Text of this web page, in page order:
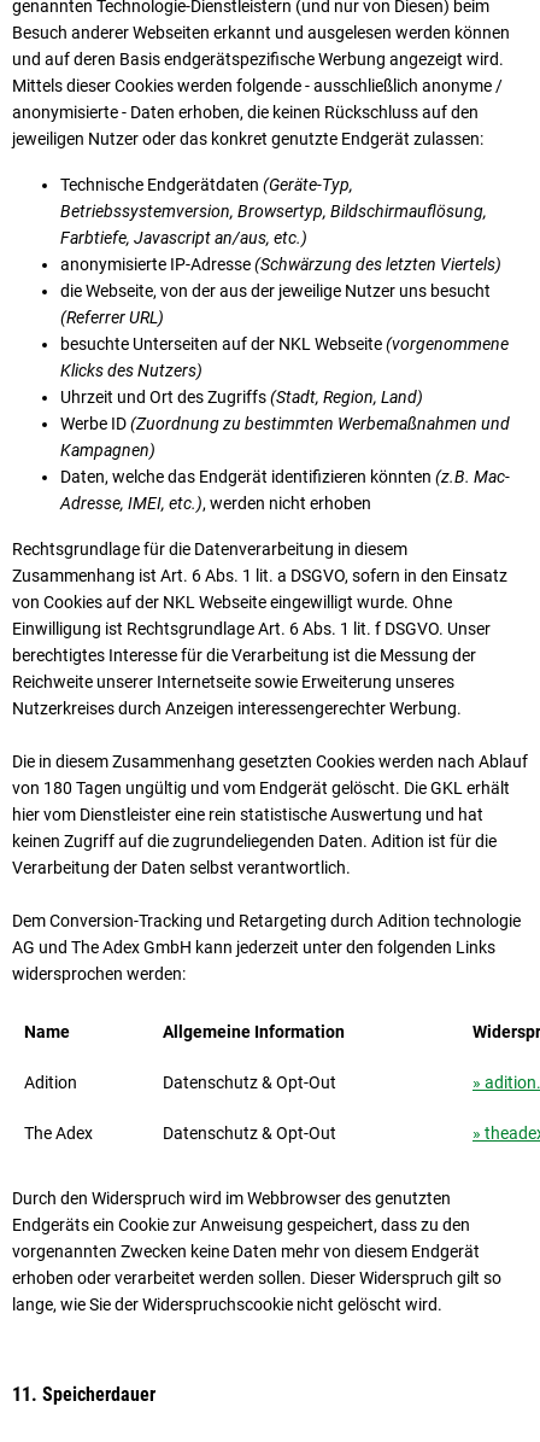
genannten Technologie-Dienstleistern (und nur von Diesen) beim
Besuch anderer Webseiten erkannt und ausgelesen werden können
und auf deren Basis endgerätspezifische Werbung angezeigt wird.
Mittels dieser Cookies werden folgende - ausschließlich anonyme /
anonymisierte - Daten erhoben, die keinen Rückschluss auf den
jeweiligen Nutzer oder das konkret genutzte Endgerät zulassen:
Technische Endgerätdaten (Geräte-Typ,
Betriebssystemversion, Browsertyp, Bildschirmauflösung,
Farbtiefe, Javascript an/aus, etc.)
anonymisierte IP-Adresse(Schwärzung des letzten Viertels)
die Webseite, von der aus der jeweilige Nutzer uns besucht
(Referrer URL)
besuchte Unterseiten auf der NKL Webseite(vorgenommene
Klicks des Nutzers)
Uhrzeit und Ort des Zugriffs(Stadt, Region, Land)
Werbe ID(Zuordnung zu bestimmten Werbemaßnahmen und
Kampagnen)
Daten, welche das Endgerät identifizieren könnten (z.B. Mac-
Adresse, IMEI, etc.), werden nicht erhoben
Rechtsgrundlage für die Datenverarbeitung in diesem
Zusammenhang ist Art. 6 Abs. 1 lit. a DSGVO, sofern in den Einsatz
von Cookies auf der NKL Webseite eingewilligt wurde. Ohne
Einwilligung ist Rechts­grund­lage Art. 6 Abs. 1 lit. f DSGVO. Unser
berechtigtes Interesse für die Verarbeitung ist die Messung der
Reichweite unserer Internetseite sowie Erweiterung unseres
Nutzerkreises durch Anzeigen interessengerechter Werbung.
Die in diesem Zusammenhang gesetzten Cookies werden nach Ablauf
von 180 Tagen ungültig und vom Endgerät gelöscht. Die GKL erhält
hier vom Dienstleister eine rein statistische Auswertung und hat
keinen Zugriff auf die zugrundeliegenden Daten. Adition ist für die
Verarbeitung der Daten selbst verantwortlich.
Dem Conversion-Tracking und Retargeting durch Adition technologie
AG und The Adex GmbH kann jeder­zeit unter den folgenden Links
widersprochen werden:
Name Allgemeine Information
Adition Datenschutz & Opt-Out »
The Adex Datenschutz & Opt-Out »
Durch den Widerspruch wird im Webbrowser des genutzten
Endgeräts ein Cookie zur Anweisung gespeichert, dass zu den
vorgenannten Zwecken keine Daten mehr von diesem Endgerät
erhoben oder verarbeitet werden sollen. Dieser Widerspruch gilt so
lange, wie Sie der Widerspruchscookie nicht gelöscht wird.
11. Speicherdauer